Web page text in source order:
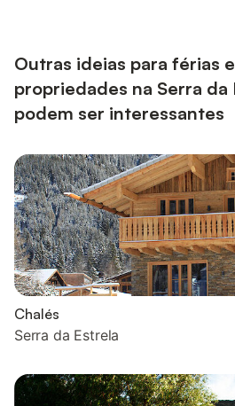
Outras ideias para férias
propriedades na Serra da
podem ser interessantes
Chalés
Serra da Estrela